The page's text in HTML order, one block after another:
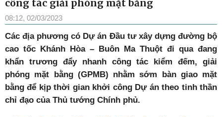
công tác giải phóng mặt bằng
08:12, 02/03/2023
Các địa phương có Dự án Đầu tư xây dựng đường bộ
cao tốc Khánh Hòa – Buôn Ma Thuột đi qua đang
khẩn trương đẩy nhanh công tác kiểm đếm, giải
phóng mặt bằng (GPMB) nhằm sớm bàn giao mặt
bằng để kịp thời gian khởi công Dự án theo tinh thần
chỉ đạo của Thủ tướng Chính phủ.